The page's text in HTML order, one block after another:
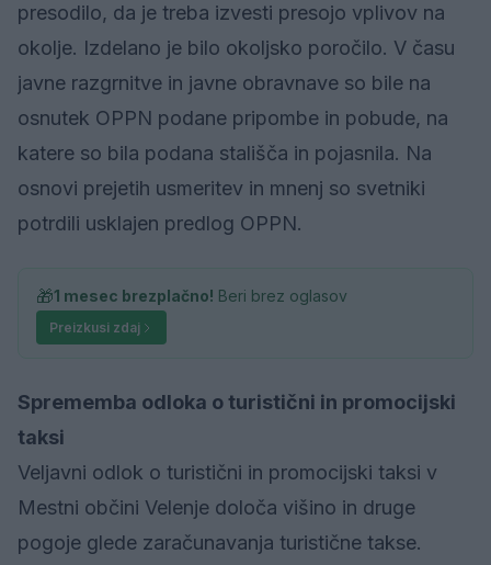
presodilo, da je treba izvesti presojo vplivov na
okolje. Izdelano je bilo okoljsko poročilo. V času
javne razgrnitve in javne obravnave so bile na
osnutek OPPN podane pripombe in pobude, na
katere so bila podana stališča in pojasnila. Na
osnovi prejetih usmeritev in mnenj so svetniki
potrdili usklajen predlog OPPN.
🎁1 mesec brezplačno! Beri brez oglasov
Preizkusi zdaj
Sprememba odloka o turistični in promocijski
taksi
Veljavni odlok o turistični in promocijski taksi v
Mestni občini Velenje določa višino in druge
pogoje glede zaračunavanja turistične takse.